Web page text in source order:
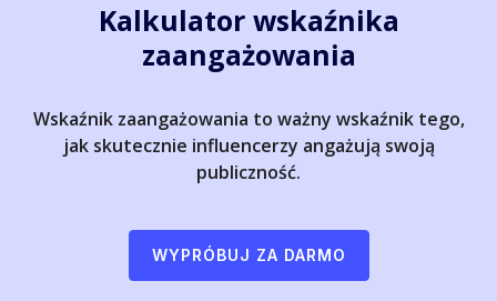
Kalkulator wskaźnika
zaangażowania
Wskaźnik zaangażowania to ważny wskaźnik tego,
jak skutecznie influencerzy angażują swoją
publiczność.
WYPRÓBUJ ZA DARMO